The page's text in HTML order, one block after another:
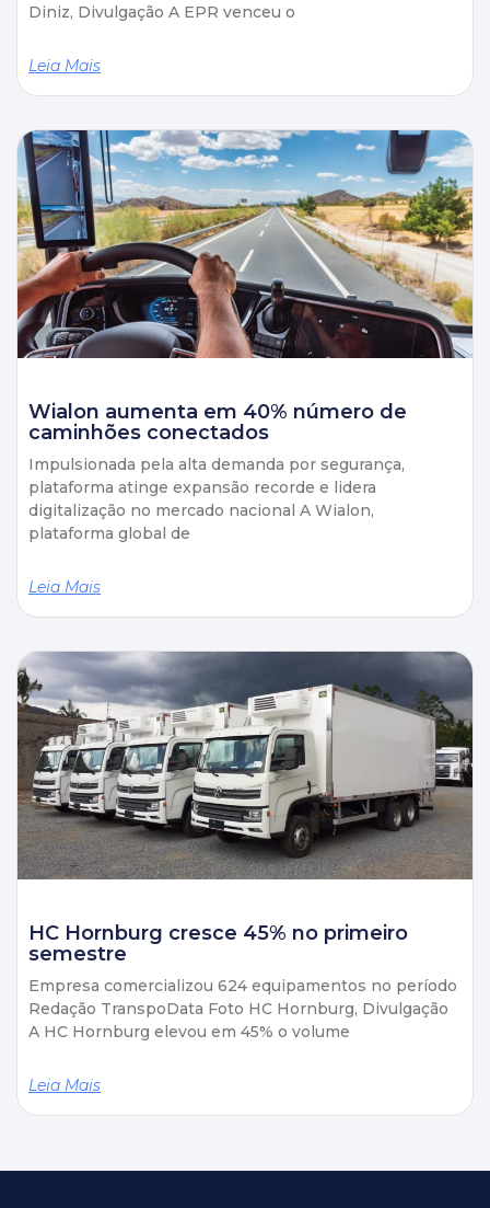
Diniz, Divulgação A EPR venceu o
Leia Mais
Wialon aumenta em 40% número de
caminhões conectados
Impulsionada pela alta demanda por segurança,
plataforma atinge expansão recorde e lidera
digitalização no mercado nacional A Wialon,
plataforma global de
Leia Mais
HC Hornburg cresce 45% no primeiro
semestre
Empresa comercializou 624 equipamentos no período
Redação TranspoData Foto HC Hornburg, Divulgação
A HC Hornburg elevou em 45% o volume
Leia Mais